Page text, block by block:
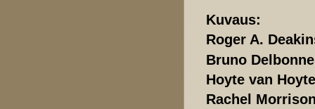
Kuvaus:
Roger A.
Bruno
Hoyte van
Rachel